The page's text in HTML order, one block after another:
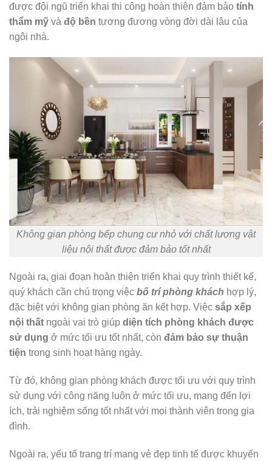
được đội ngũ triển khai thi công hoàn thiện đảm bảo tính
thẩm mỹ và độ bền tương đương vòng đời dài lâu của
ngôi nhà.
Không gian phòng bếp chung cư nhỏ với chất lượng vật
liệu nội thất được đảm bảo tốt nhất
Ngoài ra, giai đoạn hoàn thiện triển khai quy trình thiết kế,
quý khách cần chú trọng việc bố trí phòng khách hợp lý,
đặc biệt với không gian phòng ăn kết hợp. Việc sắp xếp
nội thất ngoài vai trò giúp diện tích phòng khách được
sử dụng ở mức tối ưu tốt nhất, còn đảm bảo sự thuận
tiện trong sinh hoạt hàng ngày.​
Từ đó, không gian phòng khách được tối ưu với quy trình
sử dụng với công năng luôn ở mức tối ưu, mang đến lợi
ích, trải nghiệm sống tốt nhất với mọi thành viên trong gia
đình.
Ngoài ra, yếu tố trang trí mang vẻ đẹp tinh tế được khuyến